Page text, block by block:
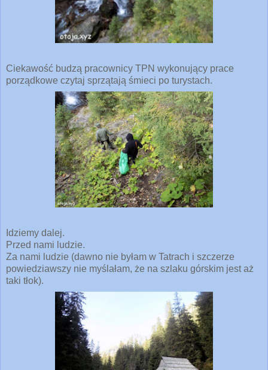
Ciekawość budzą pracownicy TPN wykonujący prace
porządkowe czytaj sprzątają śmieci po turystach.
Idziemy dalej.
Przed nami ludzie.
Za nami ludzie (dawno nie byłam w Tatrach i szczerze
powiedziawszy nie myślałam, że na szlaku górskim jest aż
taki tłok).